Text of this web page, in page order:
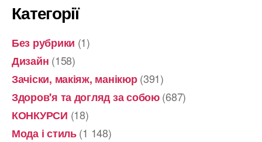
Категорії
Без рубрики (1)
Дизайн (158)
Зачіски, макіяж, манікюр(391)
Здоров'я та догляд за собою(687)
КОНКУРСИ (18)
Мода і стиль(1 148)